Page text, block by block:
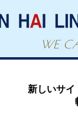
新しいサ